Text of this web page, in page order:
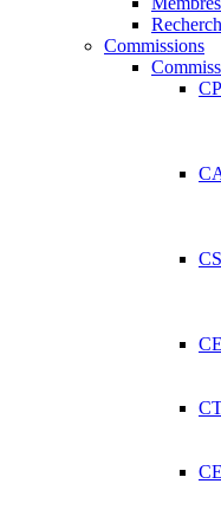
Commissions